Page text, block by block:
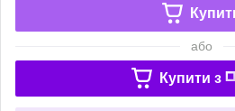
або
Купити з